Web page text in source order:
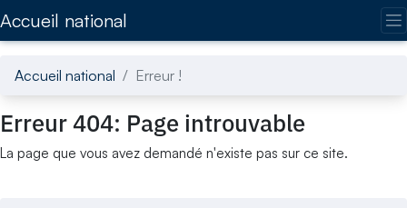
Accueil national
Accueil national Erreur !
Erreur 404: Page introuvable
La page que vous avez demandé n'existe pas sur ce site.